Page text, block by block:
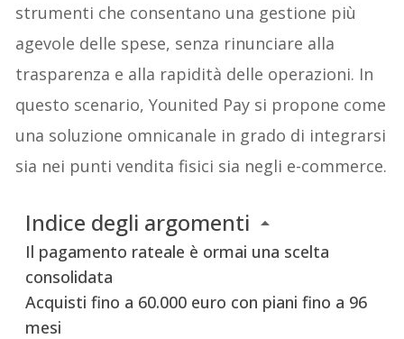
strumenti che consentano una gestione più
agevole delle spese, senza rinunciare alla
trasparenza e alla rapidità delle operazioni. In
questo scenario, Younited Pay si propone come
una soluzione omnicanale in grado di integrarsi
sia nei punti vendita fisici sia negli e-commerce.
Indice degli argomenti
Il pagamento rateale è ormai una scelta
consolidata
Acquisti fino a 60.000 euro con piani fino a 96
mesi